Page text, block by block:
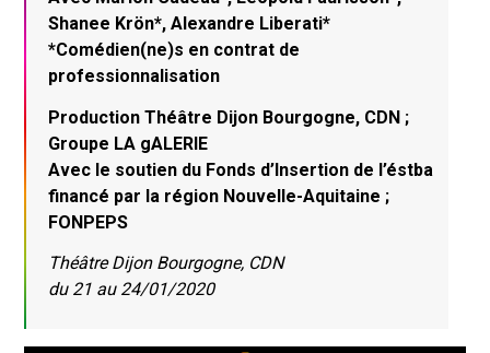
Shanee Krön*, Alexandre Liberati*
*Comédien(ne)s en contrat de
professionnalisation
Production Théâtre Dijon Bourgogne, CDN ;
Groupe LA gALERIE
Avec le soutien du Fonds d’Insertion de l’éstba
financé par la région Nouvelle-Aquitaine ;
FONPEPS
Théâtre Dijon Bourgogne, CDN
du 21 au 24/01/2020